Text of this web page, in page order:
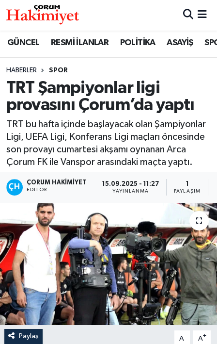
GÜNCEL RESMİ İLANLAR POLİTİKA ASAYİŞ
HABERLER SPOR
TRT Şampiyonlar ligi
provasını Çorum’da yaptı
TRT bu hafta içinde başlayacak olan Şampiyonlar
Ligi, UEFA Ligi, Konferans Ligi maçları öncesinde
son provayı cumartesi akşamı oynanan Arca
Çorum FK ile Vanspor arasındaki maçta yaptı.
ÇORUM HAKIMIYET
EDITÖR
15.09.2025 - 11:27
YAYINLANMA
1
PAYLAŞIM
Paylaş A- A+
SAĞLIK
ASAYİŞ
EKONOMİ
GÜNCEL
AKTÜEL
EĞİTİM
İLÇELER
OTOPARK
TEKNOLOJİ
Nöbetçi Eczaneler
Çorum Namaz Vakitleri
Trafik Durumu
Süper Lig Puan Durumu ve Fikstür
Tüm Manşetler
Son Dakika Haberleri
Haber Arşivi